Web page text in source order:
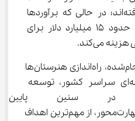
آموزش‌های مهارتی قرار گرفته‌اند؛ در حالی که برآوردها
نشان می‌دهد دولت سالانه حدود ۱۵ میلیارد دلار برای
بر اساس برنامه‌ریزی‌های انجام‌شده، راه‌اندازی هنرستان‌ها
در مراکز آموزش فنی‌وحرفه‌ای سراسر کشور، توسعه
در سنین
دانش‌آموزان از آموزش‌های مهارت‌محور، از مهم‌ترین اهداف